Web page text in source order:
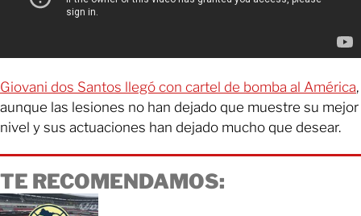
Giovani dos Santos llegó con cartel de bomba al América,
aunque las lesiones no han dejado que muestre su mejor
nivel y sus actuaciones han dejado mucho que desear.
TE RECOMENDAMOS: